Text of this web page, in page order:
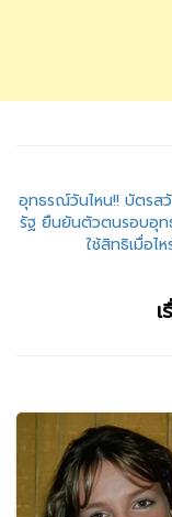
แนะแนว
เรื่อง
อุทธรณ์วันไหน!! บัตรส
รัฐ ยืนยันตัวตนรอบอุท
ใช้สิทธิเมื่อไห